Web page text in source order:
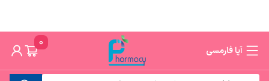
آپا فارمسی
0